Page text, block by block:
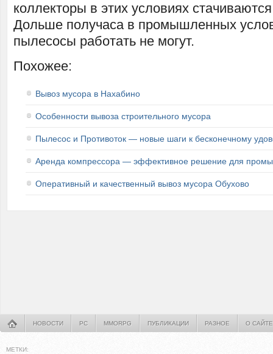
коллекторы в этих условиях
Дольше получаса в промышленных
пылесосы работать не могут.
Похожее:
Вывоз мусора в Нахабино
Особенности вывоза строительного мусора
Пылесос и Противоток — новые шаги к бесконечному
Аренда компрессора — эффективное решение для
Оперативный и качественный вывоз мусора Обухово
НОВОСТИ PC MMORPG ПУБЛИКАЦИИ РАЗНОЕ О САЙТЕ
МЕТКИ: